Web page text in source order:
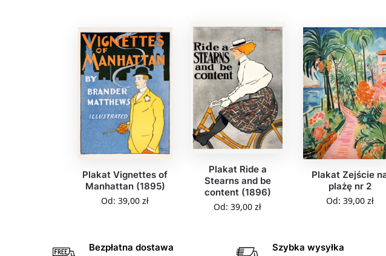
Plakat Vignettes of
Manhattan (1895)
Od:39,00zł
Plakat Ride a
Stearns and be
content (1896)
Od:39,00zł
Plakat Zejście
plażę nr 2
Od: 39,00 zł
Bezpłatna dostawa
Szybka wysyłka